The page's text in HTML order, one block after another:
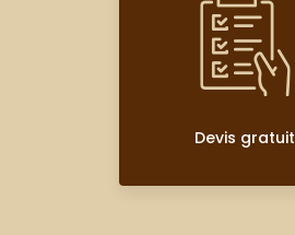
Devis gratuit